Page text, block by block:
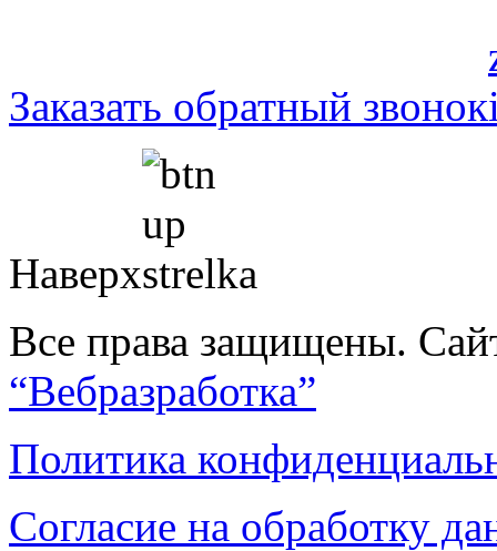
Заказать обратный звонок
Наверх
Все права защищены.
“Вебразработка”
Политика
Согласие на обработку